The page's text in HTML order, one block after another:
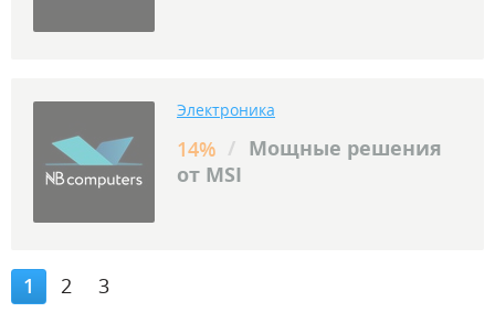
Электроника
14% / Мощные решения
от MSI
1 2 3